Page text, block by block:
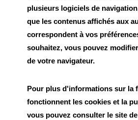
plusieurs logiciels de
que les contenus affichés aux
correspondent à vos
souhaitez, vous pouvez
de votre navigateur.
Pour plus d'informations sur la
fonctionnent les cookies et la
vous pouvez consulter le site